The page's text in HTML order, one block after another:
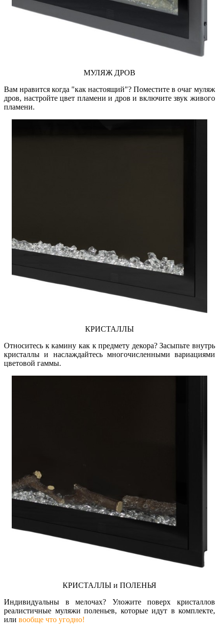
МУЛЯЖ ДРОВ
Вам нравится когда "как настоящий"? Поместите в очаг муляж
дров, настройте цвет пламени и дров и включите звук живого
пламени.
КРИСТАЛЛЫ
Относитесь к камину как к предмету декора? Засыпьте внутрь
кристаллы и наслаждайтесь многочисленными вариациями
цветовой гаммы.
КРИСТАЛЛЫ и ПОЛЕНЬЯ
Индивидуальны в мелочах? Уложите поверх кристаллов
реалистичные муляжи поленьев, которые идут в комплекте,
или вообще что угодно!